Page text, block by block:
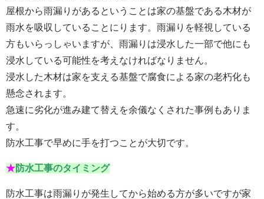
屋根から雨漏りがあるということは家の基盤である木材が
雨水を吸収していることにります。雨漏りを軽視している
方もいらっしゃいますが、雨漏りは浸水した一部で他にも
浸水している可能性を考えなければなりません。
浸水した木材は家を支える基盤で腐食による家の老朽化も
懸念されます。
急速に劣化が進み建て替えを余儀なくされた事例もありま
す。
防水工事で早めに手を打つことが大切です。
★防水工事のタイミング
防水工事は雨漏りが発生してから始める方が多いですが家